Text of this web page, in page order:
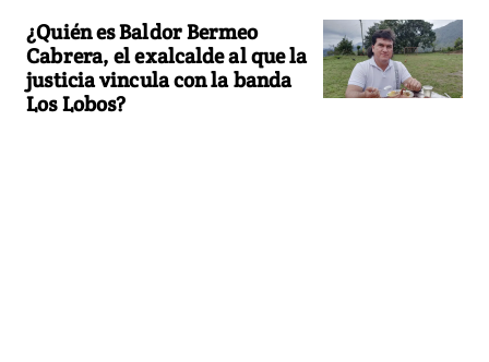
¿Quién es Baldor Bermeo
Cabrera, el exalcalde al que la
justicia vincula con la banda
Los Lobos?